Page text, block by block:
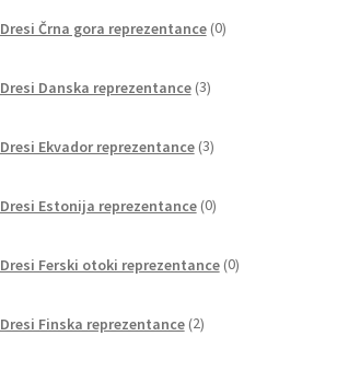
Dresi Črna gora reprezentance 0izdelkov
Dresi Danska reprezentance 3izdelki
Dresi Ekvador reprezentance 3izdelki
Dresi Estonija reprezentance 0izdelkov
Dresi Ferski otoki reprezentance 0izdelkov
Dresi Finska reprezentance 2izdelka